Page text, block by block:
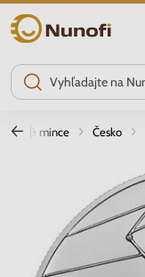
Nunofi.sk
mince Česko